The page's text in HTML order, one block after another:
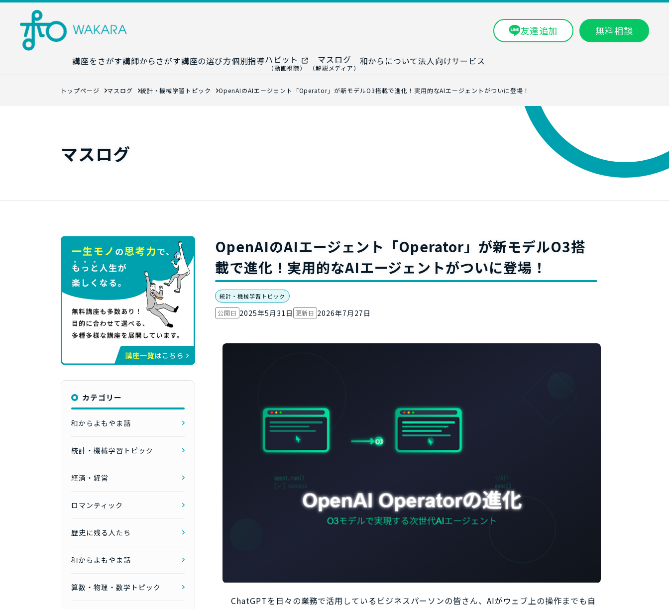
友達追加 無料相談
講座をさがす講師からさがす講座の選び方
講座カレンダー
個別指導
生成AI教室
ハビット
（動画視聴）
マスログ
（解説メディア）
和からについて法人向けサービス
研修プログラム一覧
トップページ マスログ 統計・機械学習トピック OpenAIのAIエージェント「Operator」が新モデルO3搭載で進化！実用的なAIエージェントがついに登場！
マスログ
OpenAIのAIエージェント「Operator」が新モデルO3搭
載で進化！実用的なAIエージェントがついに登場！
統計・機械学習トピック
公開日 2025年5月31日 更新日 2026年7月27日
ChatGPTを日々の業務で活用しているビジネスパーソンの皆さん、AIがウェブ上の操作までも自
カテゴリー
和からよもやま話
統計・機械学習トピック
経済・経営
ロマンティック
歴史に残る人たち
和からよもやま話
算数・物理・数学トピック